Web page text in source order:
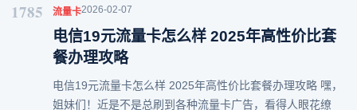
1785 流量卡2026-02-07
电信19元流量卡怎么样 2025年高性价比套
餐办理攻略
电信19元流量卡怎么样 2025年高性价比套餐办理攻略 嘿，
姐妹们！近是不是总刷到各种流量卡广告，看得人眼花缭